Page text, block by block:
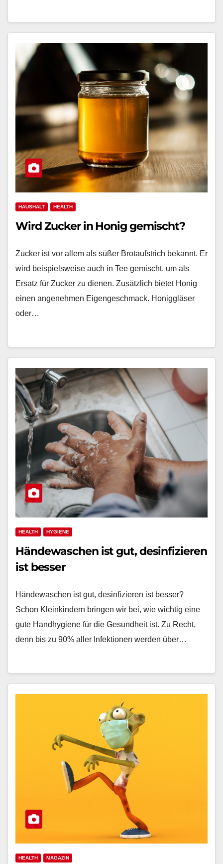
HAUSHALT HEALTH
Wird Zucker in Honig gemischt?
Zucker ist vor allem als süßer Brotaufstrich bekannt. Er
wird beispielsweise auch in Tee gemischt, um als
Ersatz für Zucker zu dienen. Zusätzlich bietet Honig
einen angenehmen Eigengeschmack. Honiggläser
oder…
HEALTH HYGIENE
Händewaschen ist gut, desinfizieren
ist besser
Händewaschen ist gut, desinfizieren ist besser?
Schon Kleinkindern bringen wir bei, wie wichtig eine
gute Handhygiene für die Gesundheit ist. Zu Recht,
denn bis zu 90% aller Infektionen werden über…
HEALTH MAGAZIN